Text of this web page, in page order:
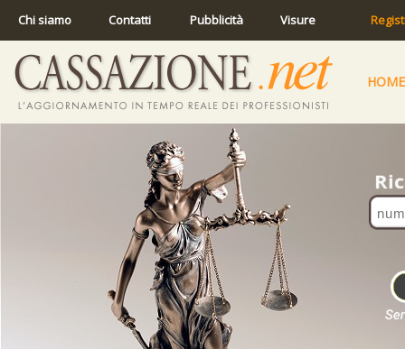
Chi siamo Contatti Pubblicità Visure
HOME